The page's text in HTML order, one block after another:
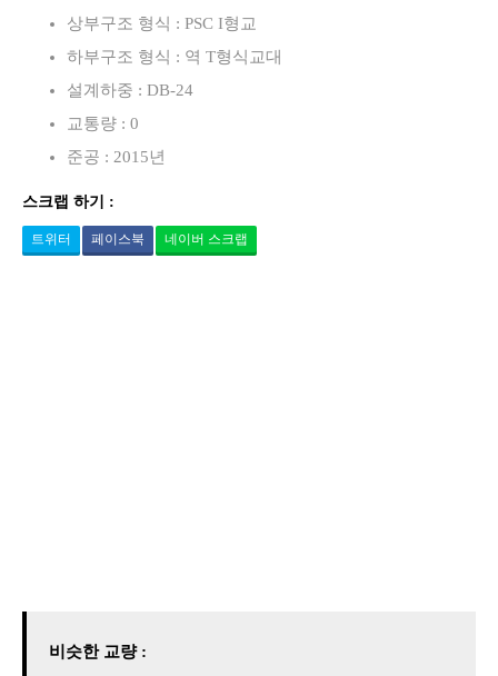
상부구조 형식 : PSC I형교
하부구조 형식 : 역 T형식교대
설계하중 : DB-24
교통량 : 0
준공 : 2015년
스크랩 하기 :
트위터 페이스북 네이버 스크랩
비슷한 교량 :